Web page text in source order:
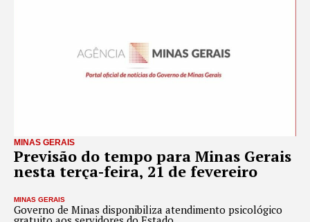
MINAS GERAIS
Previsão do tempo para Minas Gerais
nesta terça-feira, 21 de fevereiro
MINAS GERAIS
Governo de Minas disponibiliza atendimento psicológico